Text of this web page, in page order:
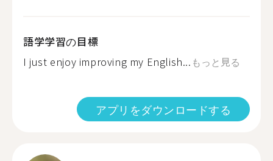
語学学習の目標
I just enjoy improving my English... もっと見る
アプリをダウンロードする